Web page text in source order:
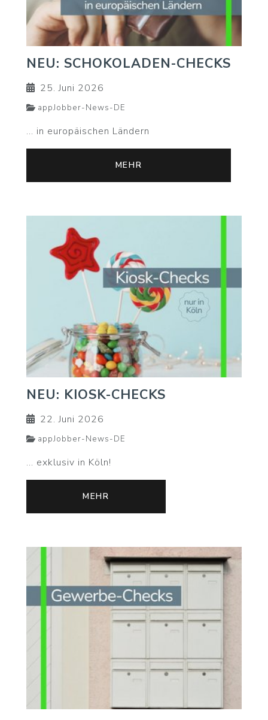
NEU: SCHOKOLADEN-CHECKS
25. Juni 2026
appJobber-News-DE
... in europäischen Ländern
MEHR
NEU: KIOSK-CHECKS
22. Juni 2026
appJobber-News-DE
... exklusiv in Köln!
MEHR